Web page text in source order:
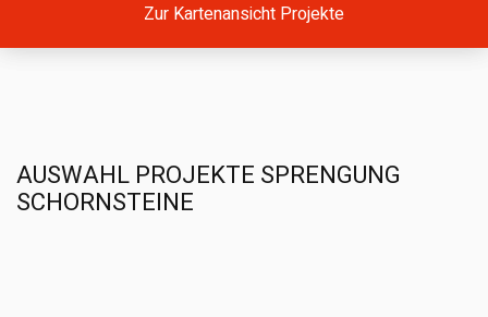
Zur Kartenansicht Projekte
AUSWAHL PROJEKTE SPRENGUNG
SCHORNSTEINE